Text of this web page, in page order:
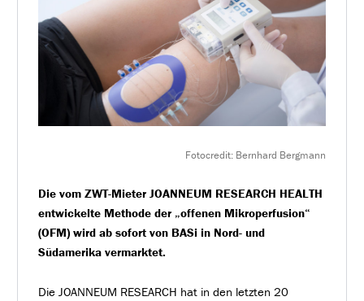
Fotocredit: Bernhard Bergmann
Die vom ZWT-Mieter JOANNEUM RESEARCH HEALTH
entwickelte Methode der „offenen Mikroperfusion“
(OFM) wird ab sofort von BASi in Nord- und
Südamerika vermarktet.
Die JOANNEUM RESEARCH hat in den letzten 20